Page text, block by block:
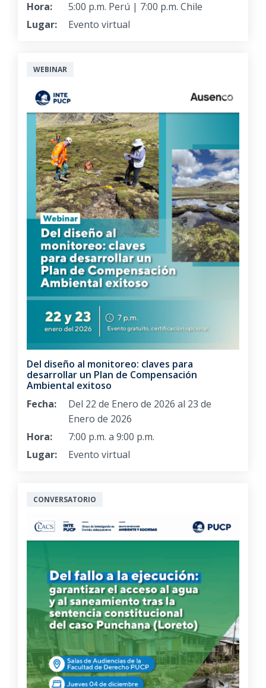
Hora:
5:00 p.m. Perú | 7:00 p.m. Chile
Lugar:
Evento virtual
WEBINAR
Del diseño al monitoreo: claves para
desarrollar un Plan de Compensación
Ambiental exitoso
Fecha:
Del 22 de Enero de 2026 al 23 de
Enero de 2026
Hora:
7:00 p.m. a 9:00 p.m.
Lugar:
Evento virtual
CONVERSATORIO